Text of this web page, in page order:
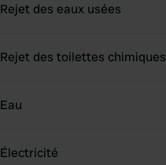
Rejet des eaux usées
Rejet des toilettes chimiques
Eau
Électricité